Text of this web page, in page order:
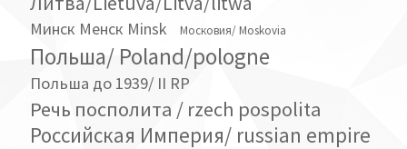
Минск Менск Minsk Московия/ Moskovia
Польша/ Poland/pologne
Польша до 1939/ II RP
Речь посполита / rzech pospolita
Российская Империя/ russian empire